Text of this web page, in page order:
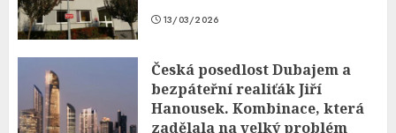
13/03/2026
Česká posedlost Dubajem a
bezpáteřní realiťák Jiří
Hanousek. Kombinace, která
zadělala na velký problém